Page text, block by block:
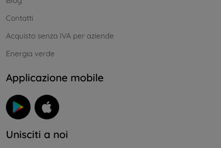
Contatti
Acquisto senza IVA per aziende
Energia verde
Applicazione mobile
Unisciti a noi